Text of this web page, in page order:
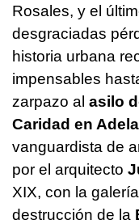
Rosales, y el
desgraciadas
historia urbana
impensables
zarpazo al asilo
Caridad en
vanguardista de
por el arquitecto
XIX, con la
destrucción de la